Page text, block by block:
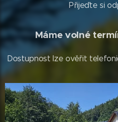
Přijeďte si
Máme volné
Dostupnost lze ověřit